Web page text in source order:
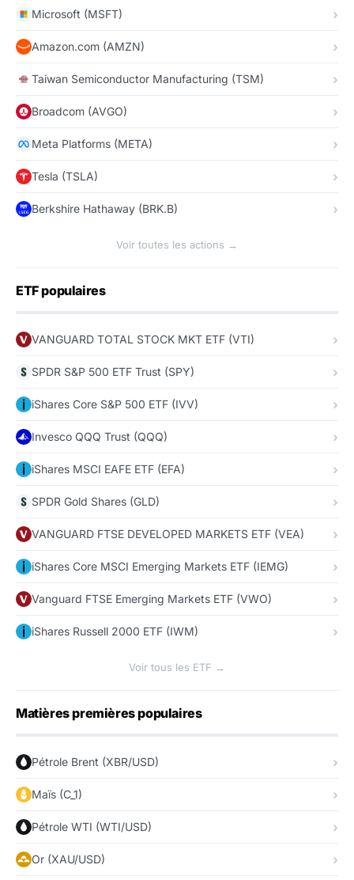
Microsoft (MSFT)
Amazon.com (AMZN)
Taiwan Semiconductor Manufacturing (TSM)
Broadcom (AVGO)
Meta Platforms (META)
Tesla (TSLA)
Berkshire Hathaway (BRK.B)
Voir toutes les actions →
ETF populaires
VANGUARD TOTAL STOCK MKT ETF (VTI)
SPDR S&P 500 ETF Trust (SPY)
iShares Core S&P 500 ETF (IVV)
Invesco QQQ Trust (QQQ)
iShares MSCI EAFE ETF (EFA)
SPDR Gold Shares (GLD)
VANGUARD FTSE DEVELOPED MARKETS ETF (VEA)
iShares Core MSCI Emerging Markets ETF (IEMG)
Vanguard FTSE Emerging Markets ETF (VWO)
iShares Russell 2000 ETF (IWM)
Voir tous les ETF →
Matières premières populaires
Pétrole Brent (XBR/USD)
Maïs (C_1)
Pétrole WTI (WTI/USD)
Or (XAU/USD)